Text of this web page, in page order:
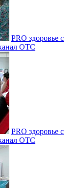
PRO здоровье с
ОТС
PRO здоровье с
ОТС